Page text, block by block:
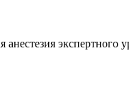
экспертного